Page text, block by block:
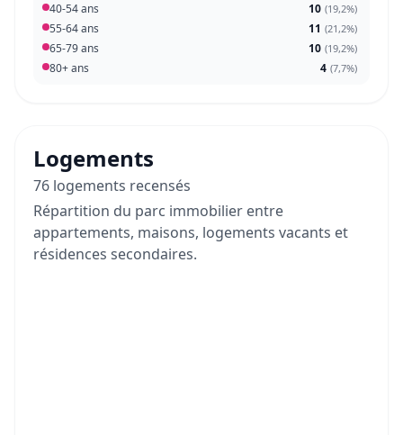
40-54 ans 10 (19,2%)
55-64 ans 11 (21,2%)
65-79 ans 10 (19,2%)
80+ ans 4 (7,7%)
Logements
76 logements recensés
Répartition du parc immobilier entre
appartements, maisons, logements vacants et
résidences secondaires.